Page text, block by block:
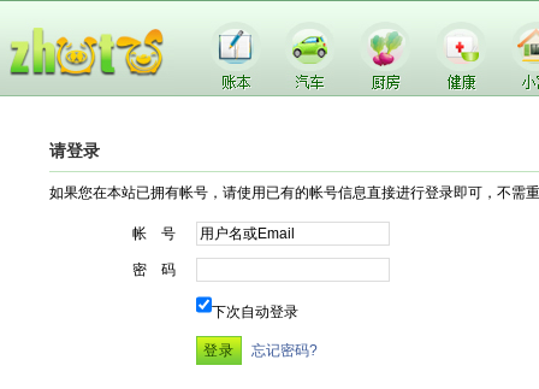
请登录
如果您在本站已拥有帐号，请使用已有的帐号信息直接进行登录即可，不需
帐 号
密 码
下次自动登录
忘记密码?